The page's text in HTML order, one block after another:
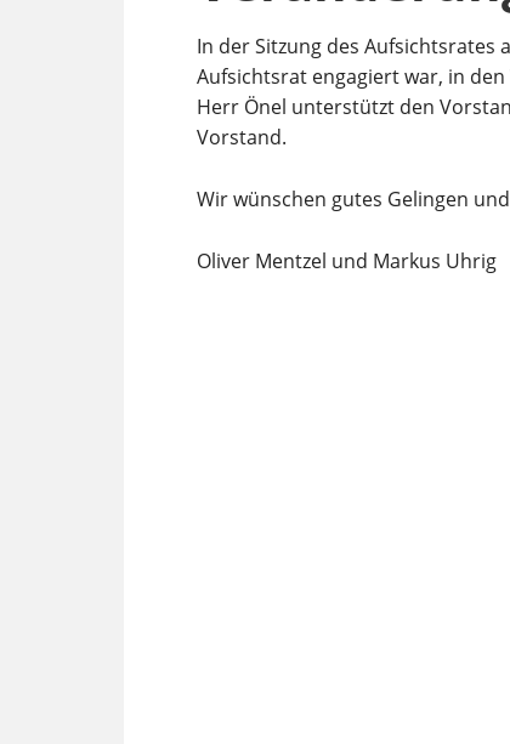
In der Sitzung des Aufsichtsrates
Aufsichtsrat engagiert war, in
Herr Önel unterstützt den
Vorstand.
Wir wünschen gutes Gelingen
Oliver Mentzel und Markus Uhrig